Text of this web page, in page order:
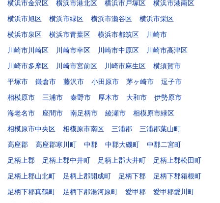
横浜市金沢区 横浜市港北区 横浜市戸塚区
横浜市港南区
横浜市旭区
横浜市緑区 横浜市瀬谷区
横浜市栄区
横浜市泉区
横浜市青葉区 横浜市都筑区
川崎市
川崎市川崎区
川崎市幸区 川崎市中原区
川崎市高津区
川崎市多摩区
川崎市宮前区 川崎市麻生区
横須賀市
平塚市
鎌倉市 藤沢市 小田原市 茅ヶ崎市
逗子市
相模原市
三浦市 秦野市 厚木市 大和市
伊勢原市
海老名市
座間市 南足柄市 綾瀬市
相模原市緑区
相模原市中央区
相模原市南区 三浦郡
三浦郡葉山町
高座郡
高座郡寒川町 中郡 中郡大磯町
中郡二宮町
足柄上郡
足柄上郡中井町 足柄上郡大井町
足柄上郡松田町
足柄上郡山北町
足柄上郡開成町 足柄下郡
足柄下郡箱根町
足柄下郡真鶴町
足柄下郡湯河原町 愛甲郡
愛甲郡愛川町